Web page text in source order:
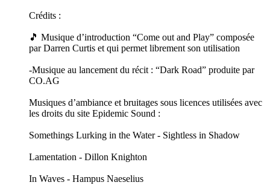
Crédits :
🎵 Musique d’introduction “Come out and Play” composée
par Darren Curtis et qui permet librement son utilisation
-Musique au lancement du récit : “Dark Road” produite par
CO.AG
Musiques d’ambiance et bruitages sous licences utilisées avec
les droits du site Epidemic Sound :
Somethings Lurking in the Water - Sightless in Shadow
Lamentation - Dillon Knighton
In Waves - Hampus Naeselius